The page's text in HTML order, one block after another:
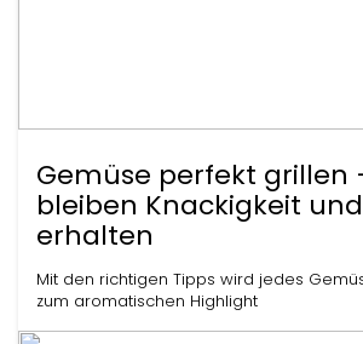
Gemüse perfekt grillen
bleiben Knackigkeit
erhalten
Mit den richtigen Tipps wird jedes
zum aromatischen Highlight